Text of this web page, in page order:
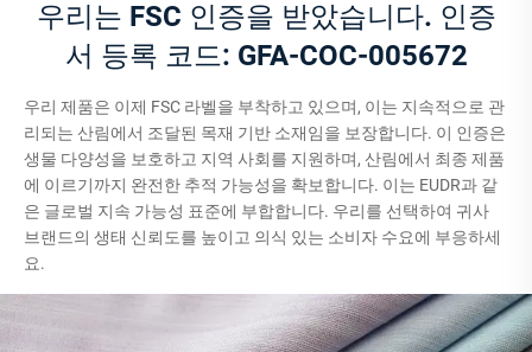
우리는 FSC 인증을 받았습니다. 인증
서 등록 코드: GFA-COC-005672
우리 제품은 이제 FSC 라벨을 부착하고 있으며, 이는 지속적으로 관
리되는 산림에서 조달된 목재 기반 소재임을 보장합니다. 이 인증은
생물 다양성을 보호하고 지역 사회를 지원하며, 산림에서 최종 제품
에 이르기까지 완전한 추적 가능성을 확보합니다. 이는 EUDR과 같
은 글로벌 지속 가능성 표준에 부합합니다. 우리를 선택하여 귀사
브랜드의 생태 신뢰도를 높이고 의식 있는 소비자 수요에 부응하세
요.